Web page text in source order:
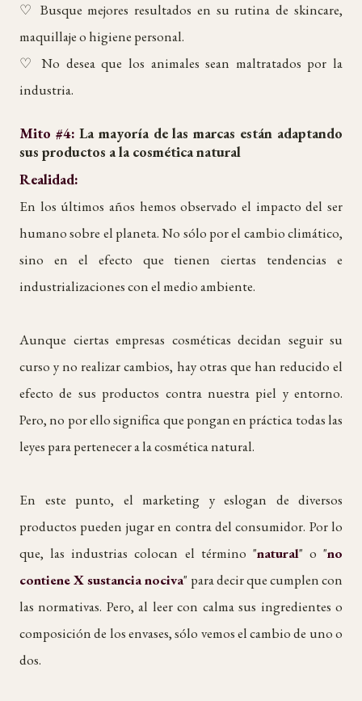
♡ Busque mejores resultados en su rutina de skincare,
maquillaje o higiene personal.
♡ No desea que los animales sean maltratados por la
industria.
Mito #4: La mayoría de las marcas están adaptando
sus productos a la cosmética natural
Realidad:
En los últimos años hemos observado el impacto del ser
humano sobre el planeta. No sólo por el cambio climático,
sino en el efecto que tienen ciertas tendencias e
industrializaciones con el medio ambiente.
Aunque ciertas empresas cosméticas decidan seguir su
curso y no realizar cambios, hay otras que han reducido el
efecto de sus productos contra nuestra piel y entorno.
Pero, no por ello significa que pongan en práctica todas las
leyes para pertenecer a la cosmética natural.
En este punto, el marketing y eslogan de diversos
productos pueden jugar en contra del consumidor. Por lo
que, las industrias colocan el término "natural" o "no
contiene X sustancia nociva" para decir que cumplen con
las normativas. Pero, al leer con calma sus ingredientes o
composición de los envases, sólo vemos el cambio de uno o
dos.